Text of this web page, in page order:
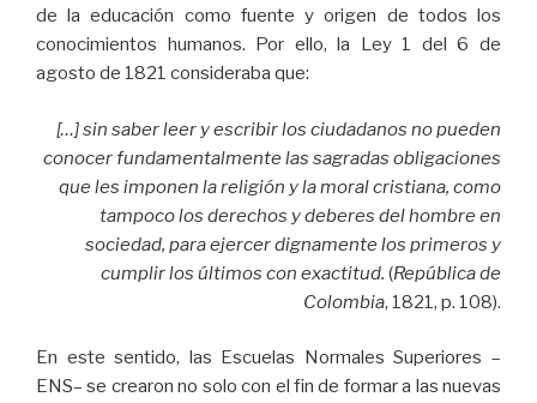
de la educación como fuente y origen de todos los
conocimientos humanos. Por ello, la Ley 1 del 6 de
agosto de 1821 consideraba que:
[…] sin saber leer y escribir los ciudadanos no pueden
conocer fundamentalmente las sagradas obligaciones
que les imponen la religión y la moral cristiana, como
tampoco los derechos y deberes del hombre en
sociedad, para ejercer dignamente los primeros y
cumplir los últimos con exactitud. (República de
Colombia, 1821, p. 108).
En este sentido, las Escuelas Normales Superiores –
ENS– se crearon no solo con el fin de formar a las nuevas